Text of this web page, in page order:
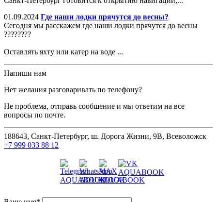
01.09.2024 Где наши лодки прячутся до весны?
Сегодня мы расскажем где наши лодки прячутся до весны
????????
Оставлять яхту или катер на воде ...
Напиши нам
Нет желания разговаривать по телефону?
Не проблема, отправь сообщение и мы ответим на все
вопросы по почте.
188643, Санкт-Петербург, ш. Дорога Жизни, 9В, Всеволожск
+7 999 033 88 12